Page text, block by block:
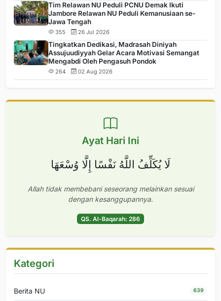
Tim Relawan NU Peduli PCNU Demak Ikuti
Jambore Relawan NU Peduli Kemanusiaan se-
Jawa Tengah
355 26 Jul 2026
Tingkatkan Dedikasi, Madrasah Diniyah
Assujuudiyyah Gelar Acara Motivasi Semangat
Mengabdi Oleh Pengasuh Pondok
264 02 Aug 2026
Ayat Hari Ini
لَا يُكَلِّفُ اللَّهُ نَفْسًا إِلَّا وُسْعَهَا
Allah tidak membebani seseorang melainkan sesuai
dengan kesanggupannya.
QS. Al-Baqarah: 286
Kategori
Berita NU 639